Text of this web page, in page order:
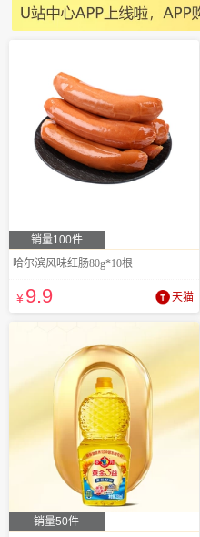
销量100件
哈尔滨风味红肠80g*10根
¥9.9 天猫
销量50件